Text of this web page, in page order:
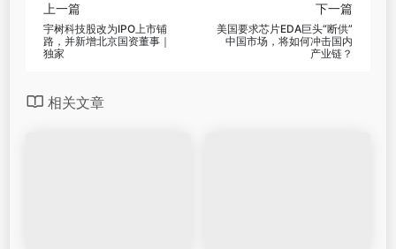
上一篇
宇树科技股改为IPO上市铺
路，并新增北京国资董事｜
独家
下一篇
美国要求芯片EDA巨头“断供”
中国市场，将如何冲击国内
产业链？
相关文章